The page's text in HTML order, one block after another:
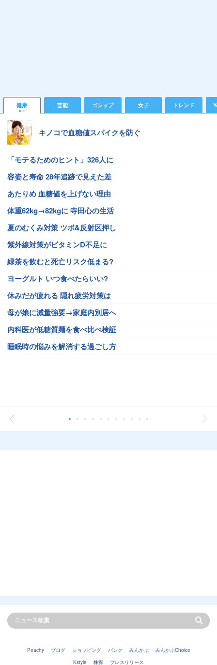
健康 芸能 ゴシップ 女子 トレンド
キノコで血糖値スパイクを防ぐ
「モテるためのヒント」326人に
容姿と寿命 28年追跡で見えた差
あたりめ 血糖値を上げない理由
体重62kg→82kgに 寺田心の生活
夏のむくみ対策 ツボ&反射区押し
紫外線対策がビタミンD不足に
緑茶を飲むと死亡リスク低まる?
ヨーグルト いつ食べたらいい?
休みだが疲れる 隠れ疲労対策は
母が娘に減量強要→家庭内別居へ
内科医が低糖質麺を食べ比べ検証
睡眠時の悩みを解消する過ごし方
Peachy ブログ ショッピング バンク みんかぶ
みんかぶChoice
Kstyle
株探 プレスリリース